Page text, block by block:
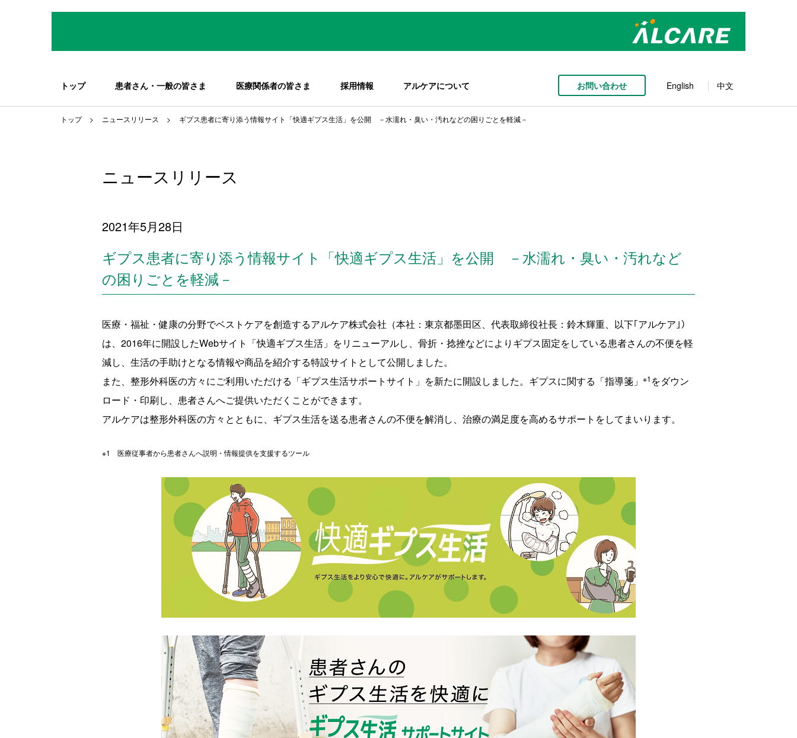
トップ 患者さん・一般の皆さま 医療関係者の皆さま 採用情報 アルケアについて お問い合わせ English 中文
トップ ニュースリリース ギプス患者に寄り添う情報サイト「快適ギプス生活」を公開 －水濡れ・臭い・汚れなどの困りごとを軽減－
ニュースリリース
2021年5月28日
ギプス患者に寄り添う情報サイト「快適ギプス生活」を公開 －水濡れ・臭い・汚れなど
の困りごとを軽減－
医療・福祉・健康の分野でベストケアを創造するアルケア株式会社（本社：東京都墨田区、代表取締役社長：鈴木輝重、以下｢アルケア｣）
は、2016年に開設したWebサイト「快適ギプス生活」をリニューアルし、骨折・捻挫などによりギプス固定をしている患者さんの不便を軽
減し、生活の手助けとなる情報や商品を紹介する特設サイトとして公開しました。
また、整形外科医の方々にご利用いただける「ギプス生活サポートサイト」を新たに開設しました。ギプスに関する「指導箋」 ※1 をダウン
ロード・印刷し、患者さんへご提供いただくことができます。
アルケアは整形外科医の方々とともに、ギプス生活を送る患者さんの不便を解消し、治療の満足度を高めるサポートをしてまいります。
※1 医療従事者から患者さんへ説明・情報提供を支援するツール